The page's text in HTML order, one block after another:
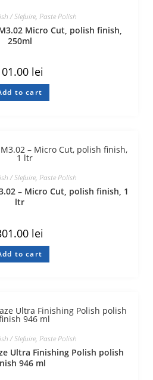
/ Slefuire, Paste Polish
Micro Cut, polish finish,
250ml
lei
to cart
/ Slefuire, Paste Polish
– Micro Cut, polish finish, 1
ltr
lei
to cart
/ Slefuire, Paste Polish
Ultra Finishing Polish polish
946 ml